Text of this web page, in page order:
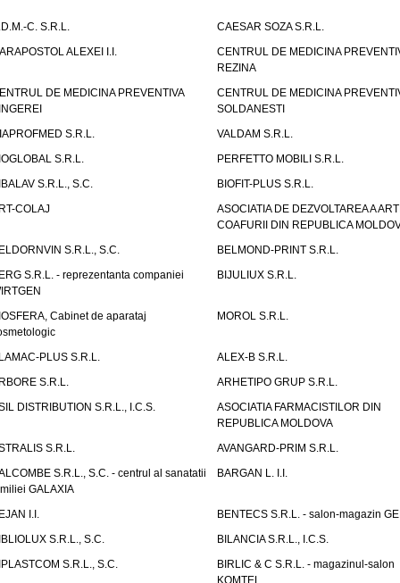
C. S.R.L.
CAESAR SOZA S.R.L.
ALEXEI I.I.
CENTRUL DE MEDICINA
REZINA
DE MEDICINA PREVENTIVA
CENTRUL DE MEDICINA
SOLDANESTI
S.R.L.
VALDAM S.R.L.
S.R.L.
PERFETTO MOBILI S.R.L.
S.R.L., S.C.
BIOFIT-PLUS S.R.L.
COLAJ
ASOCIATIA DE DEZVOLTAREA A
COAFURII DIN REPUBLICA
S.R.L., S.C.
BELMOND-PRINT S.R.L.
S.R.L. - reprezentanta companiei
BIJULIUX S.R.L.
Cabinet de aparataj
MOROL S.R.L.
PLUS S.R.L.
ALEX-B S.R.L.
S.R.L.
ARHETIPO GRUP S.R.L.
DISTRIBUTION S.R.L., I.C.S.
ASOCIATIA FARMACISTILOR DIN
REPUBLICA MOLDOVA
S.R.L.
AVANGARD-PRIM S.R.L.
S.R.L., S.C. - centrul al sanatatii
GALAXIA
BARGAN L. I.I.
I.I.
BENTECS S.R.L. - salon-magazin
S.R.L., S.C.
BILANCIA S.R.L., I.C.S.
S.R.L., S.C.
BIRLIC & C S.R.L. - magazinul-salon
KOMTEL